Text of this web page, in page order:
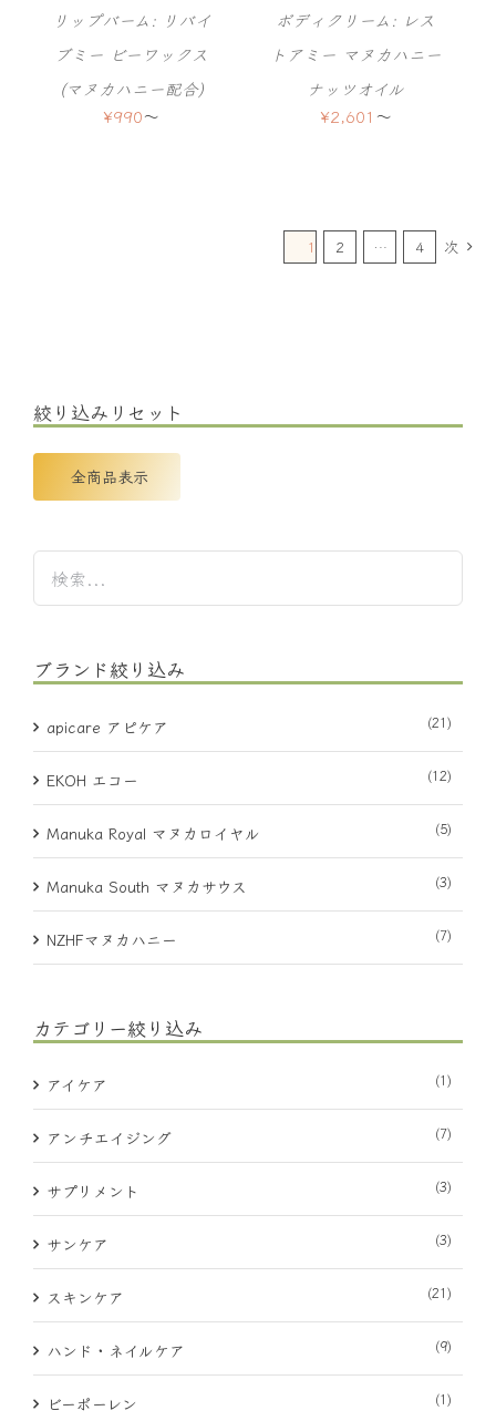
リップバーム: リバイ
ブミー ビーワックス
(マヌカハニー配合)
¥990〜
ボディクリーム: レス
トアミー マヌカハニー
ナッツオイル
¥2,601 〜
1 2 … 4 次
絞り込みリセット
全商品表示
ブランド絞り込み
apicare アピケア (21)
EKOH エコー (12)
Manuka Royal マヌカロイヤル (5)
Manuka South マヌカサウス (3)
NZHFマヌカハニー (7)
カテゴリー絞り込み
アイケア (1)
アンチエイジング (7)
サプリメント (3)
サンケア (3)
スキンケア (21)
ハンド・ネイルケア (9)
ビーポーレン (1)